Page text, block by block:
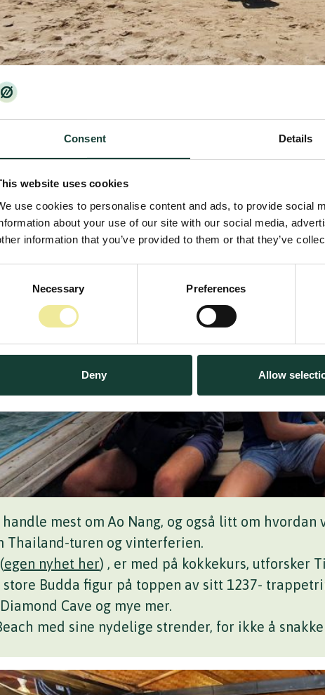
Consent Details
website uses cookies
use cookies to personalise content and ads, to provide social
about your use of our site with our social media,
information that you’ve provided to them or that they’ve
Necessary Preferences
Deny Allow
mest om Ao Nang, og også litt om
Thailand-turen og vinterferien.
egen nyhet her) , er med på kokkekurs, utforsker
Budda figur på toppen av sitt 1237-
Cave og mye mer.
med sine nydelige strender, for ikke å